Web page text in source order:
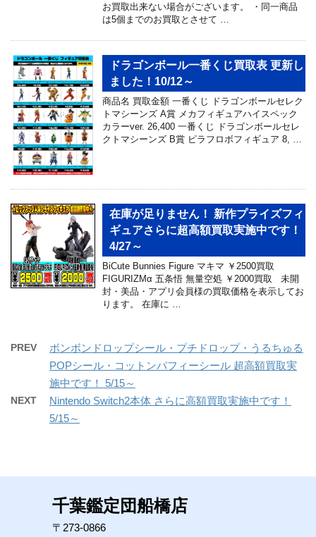
お買取出来ない場合がございます。 ・同一商品
は5個までのお買取とさせて …
ドラゴンボール一番くじ買取表 更新し
ました！10/12～
商品名 買取金額 一番くじ ドラゴンボールセレク
トマシーンズ A賞 メカフィギュアハイスペック
カラーver. 26,400 一番くじ ドラゴンボールセレ
クトマシーンズ B賞 ピラフロボフィギュア 8, …
在庫が足りません！ 新作プライズフィ
ギュアさらに超高額買取実施中です！
4/27～
BiCute Bunnies Figure マキマ ￥2500買取
FIGURIZMα 五条悟 無量空処 ￥2000買取 未開
封・美品・アプリ会員様の買取価格を表示してお
ります。 在庫に …
PREV
ボンボンドロップシール・プチドロップ・うるちゅる
POPシール・コットンパフィーシール 超高額買取実
施中です！ 5/15～
NEXT
Nintendo Switch2本体 さらに高額買取実施中です！
5/15～
千葉鑑定団船橋店
〒273-0866